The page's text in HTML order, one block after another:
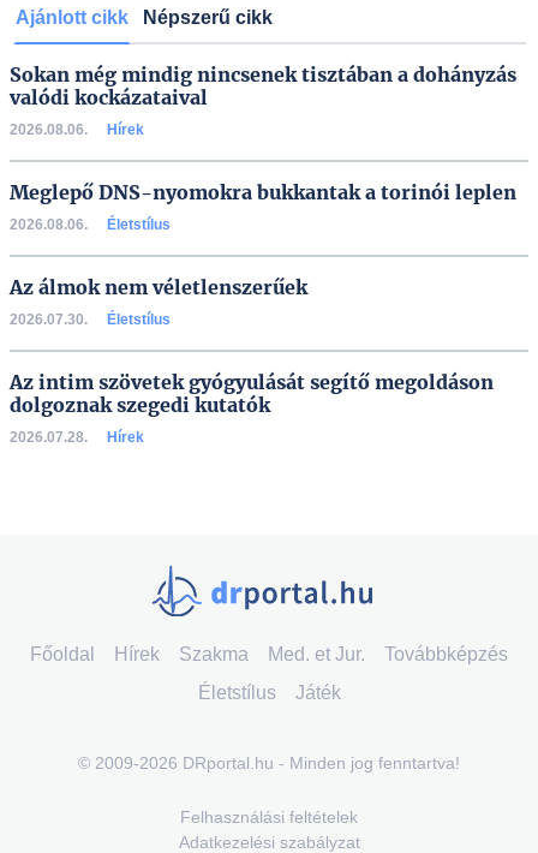
Ajánlott cikk Népszerű cikk
Sokan még mindig nincsenek tisztában a dohányzás
valódi kockázataival
2026.08.06. Hírek
Meglepő DNS-nyomokra bukkantak a torinói leplen
2026.08.06. Életstílus
Az álmok nem véletlenszerűek
2026.07.30. Életstílus
Az intim szövetek gyógyulását segítő megoldáson
dolgoznak szegedi kutatók
2026.07.28. Hírek
Főoldal Hírek Szakma Med. et Jur.
Továbbképzés
Életstílus
Játék
© 2009-2026 DRportal.hu - Minden jog fenntartva!
Felhasználási feltételek
Adatkezelési szabályzat